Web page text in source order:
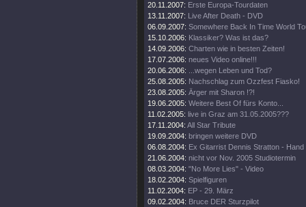
20.11.2007: Erste Europa-Tourdaten
13.11.2007: Live After Death - DVD
06.09.2007: Somewhere Back In Time World
15.10.2006: Klassiker? Was ist das?
14.09.2006: Charten wie in besten Zeiten!
17.07.2006: neues Video online!!!
20.06.2006:
...wegen Leben und Tod?
25.08.2005: Nachschlag zum Ozzfest Fiasko!
23.08.2005: Ärger mit Sharon !?!
19.06.2005: Weitere Best Of fürs Konto...
11.02.2005: live in Graz am 31.05.2005???
17.11.2004: All Star Tribute
19.09.2004: bringen weitere DVD
06.08.2004: Ex Gitarrist Dennis Stratton -
21.06.2004: nicht vor Nov. 2005 Studiotermin
08.03.2004: "No More Lies" - Video
18.02.2004: Spielfiguren
11.02.2004: EP - 29. März
09.02.2004: Bruce DER Sturzpilot